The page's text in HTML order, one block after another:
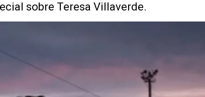
sobre Teresa Villaverde.